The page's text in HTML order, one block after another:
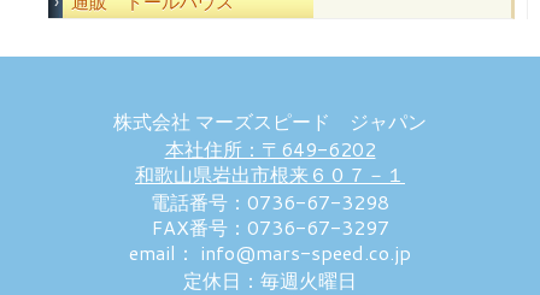
株式会社 マーズスピード ジャパン
本社住所：〒649-6202
和歌山県岩出市根来６０７－１
電話番号：0736-67-3298
FAX番号：0736-67-3297
email： info@mars-speed.co.jp
定休日：毎週火曜日